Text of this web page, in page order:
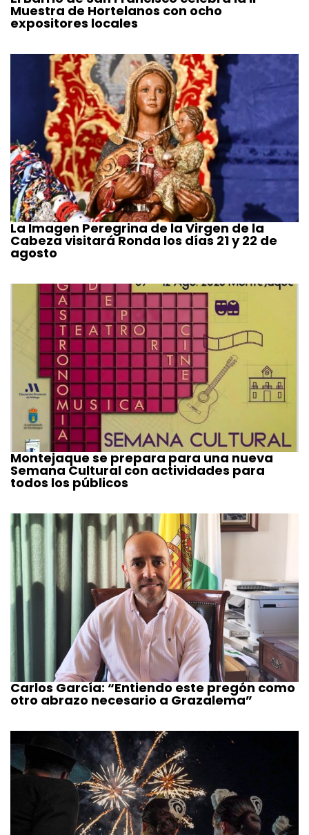
Muestra de Hortelanos con ocho
expositores locales
La Imagen Peregrina de la Virgen de la
Cabeza visitará Ronda los días 21 y 22 de
agosto
Montejaque se prepara para una nueva
Semana Cultural con actividades para
todos los públicos
Carlos García: “Entiendo este pregón como
otro abrazo necesario a Grazalema”